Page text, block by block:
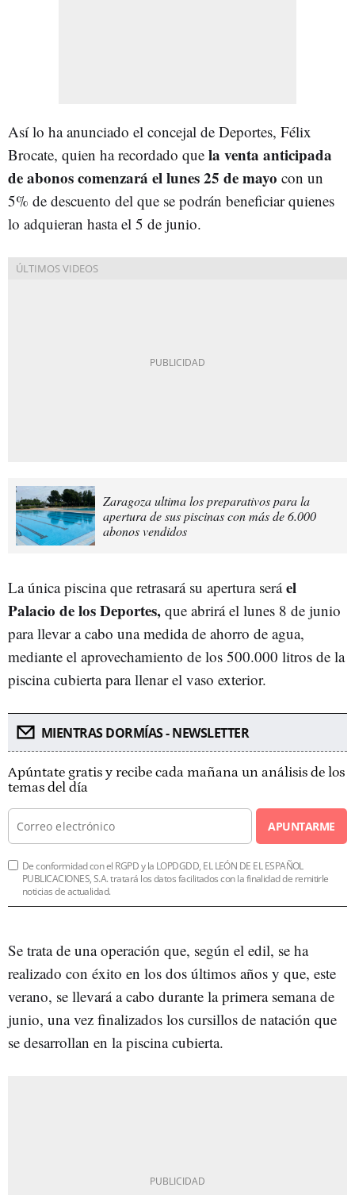
Así lo ha anunciado el concejal de Deportes, Félix
Brocate, quien ha recordado que la venta anticipada
de abonos comenzará el lunes 25 de mayo con un
5% de descuento del que se podrán beneficiar quienes
lo adquieran hasta el 5 de junio.
Zaragoza ultima los preparativos para la
apertura de sus piscinas con más de 6.000
abonos vendidos
La única piscina que retrasará su apertura seráel
Palacio de los Deportes, que abrirá el lunes 8 de junio
para llevar a cabo una medida de ahorro de agua,
mediante el aprovechamiento de los 500.000 litros de la
piscina cubierta para llenar el vaso exterior.
MIENTRAS DORMÍAS - NEWSLETTER
Apúntate gratis y recibe cada mañana un análisis de los
temas del día
APUNTARME
De conformidad con el RGPD y la LOPDGDD, EL LEÓN DE EL ESPAÑOL
PUBLICACIONES, S.A. tratará los datos facilitados con la finalidad de remitirle
noticias de actualidad.
Se trata de una operación que, según el edil, se ha
realizado con éxito en los dos últimos años y que, este
verano, se llevará a cabo durante la primera semana de
junio, una vez finalizados los cursillos de natación que
se desarrollan en la piscina cubierta.